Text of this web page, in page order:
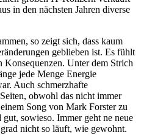
in den nächsten Jahren diverse
so zeigt sich, dass kaum
geblieben ist. Es fühlt
Unter dem Strich
jede Menge Energie
Auch schmerzhafte
obwohl das nicht immer
Song von Mark Forster zu
sowieso. Immer geht ne neue
nicht so läuft, wie gewohnt.